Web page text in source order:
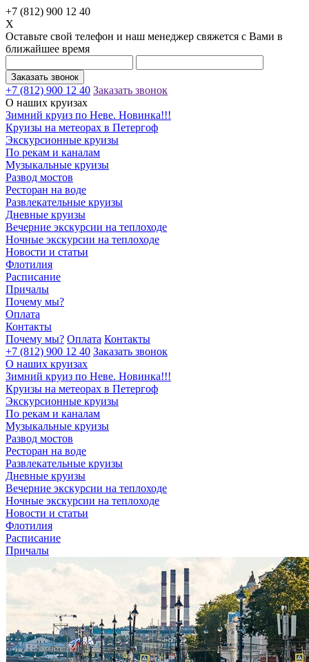
+7 (812) 900 12 40
X
Оставьте свой телефон и наш менеджер свяжется с Вами в
ближайшее время
Заказать звонок
+7 (812) 900 12 40 Заказать звонок
О наших круизах
Зимний круиз по Неве. Новинка!!!
Круизы на метеорах в Петергоф
Экскурсионные круизы
По рекам и каналам
Музыкальные круизы
Развод мостов
Ресторан на воде
Развлекательные круизы
Дневные круизы
Вечерние экскурсии на теплоходе
Ночные экскурсии на теплоходе
Новости и статьи
Флотилия
Расписание
Причалы
Почему мы?
Оплата
Контакты
Почему мы? Оплата Контакты
+7 (812) 900 12 40 Заказать звонок
О наших круизах
Зимний круиз по Неве. Новинка!!!
Круизы на метеорах в Петергоф
Экскурсионные круизы
По рекам и каналам
Музыкальные круизы
Развод мостов
Ресторан на воде
Развлекательные круизы
Дневные круизы
Вечерние экскурсии на теплоходе
Ночные экскурсии на теплоходе
Новости и статьи
Флотилия
Расписание
Причалы